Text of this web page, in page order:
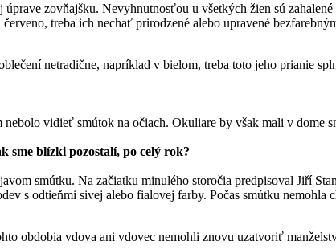
zovňajšku. Nevyhnutnosťou u všetkých žien sú
treba ich nechať prirodzené alebo upravené
netradične, napríklad v bielom, treba toto jeho prianie
nebolo vidieť smútok na očiach. Okuliare by však mali v
sme blízki pozostalí, po celý rok?
smútku. Na začiatku minulého storočia predpisoval Jiří
s odtieňmi sivej alebo fialovej farby. Počas smútku
obdobia vdova ani vdovec nemohli znovu uzatvoriť